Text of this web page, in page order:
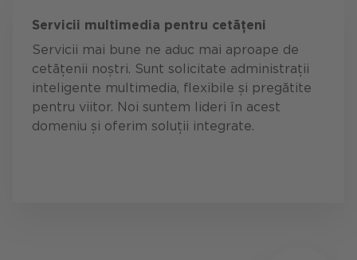
Servicii multimedia pentru cetățeni
Servicii mai bune ne aduc mai aproape de
cetățenii noștri. Sunt solicitate administrații
inteligente multimedia, flexibile și pregătite
pentru viitor. Noi suntem lideri în acest
domeniu și oferim soluții integrate.